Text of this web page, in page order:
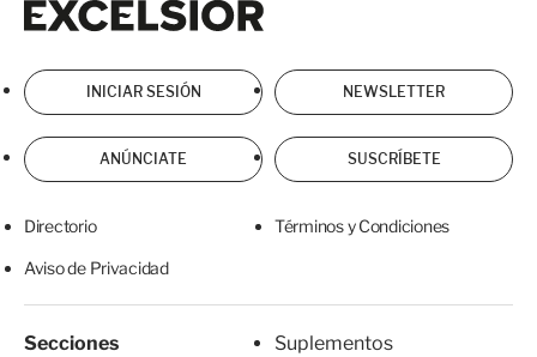
INICIAR SESIÓN NEWSLETTER
ANÚNCIATE SUSCRÍBETE
Directorio Términos y Condiciones
Aviso de Privacidad
Secciones
Suplementos